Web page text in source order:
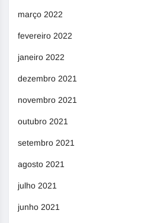
março 2022
fevereiro 2022
janeiro 2022
dezembro 2021
novembro 2021
outubro 2021
setembro 2021
agosto 2021
julho 2021
junho 2021